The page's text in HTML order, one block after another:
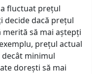
fluctuat prețul
decide dacă prețul
merită să mai aștepți
prețul actual
decât minimul
dorești să mai